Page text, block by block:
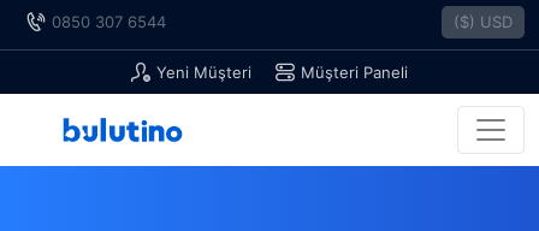
0850 307 6544 ($) USD
Yeni Müşteri Müşteri Paneli